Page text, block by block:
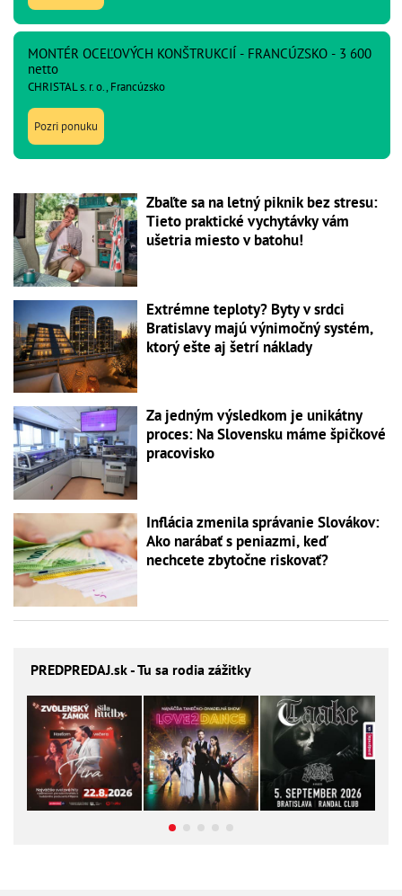
MONTÉR OCEĽOVÝCH KONŠTRUKCIÍ - FRANCÚZSKO - 3 600
netto
CHRISTAL s. r. o., Francúzsko
Pozri ponuku
Zbaľte sa na letný piknik bez stresu:
Tieto praktické vychytávky vám
ušetria miesto v batohu!
Extrémne teploty? Byty v srdci
Bratislavy majú výnimočný systém,
ktorý ešte aj šetrí náklady
Za jedným výsledkom je unikátny
proces: Na Slovensku máme špičkové
pracovisko
Inflácia zmenila správanie Slovákov:
Ako narábať s peniazmi, keď
nechcete zbytočne riskovať?
PREDPREDAJ.sk - Tu sa rodia zážitky